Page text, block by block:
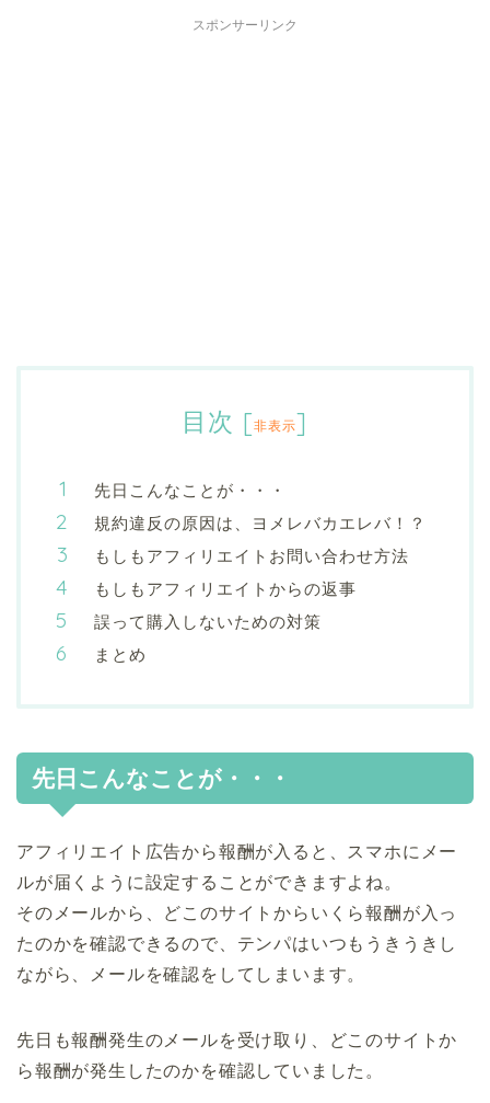
スポンサーリンク
目次 [非表示]
先日こんなことが・・・
規約違反の原因は、ヨメレバカエレバ！？
もしもアフィリエイトお問い合わせ方法
もしもアフィリエイトからの返事
誤って購入しないための対策
まとめ
先日こんなことが・・・
アフィリエイト広告から報酬が入ると、スマホにメー
ルが届くように設定することができますよね。
そのメールから、どこのサイトからいくら報酬が入っ
たのかを確認できるので、テンパはいつもうきうきし
ながら、メールを確認をしてしまいます。
先日も報酬発生のメールを受け取り、どこのサイトか
ら報酬が発生したのかを確認していました。